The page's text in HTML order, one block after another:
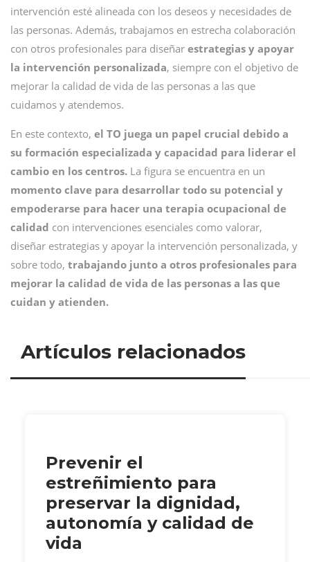
intervención esté alineada con los deseos y necesidades de
las personas. Además, trabajamos en estrecha colaboración
con otros profesionales para diseñar estrategias y apoyar
la intervención personalizada, siempre con el objetivo de
mejorar la calidad de vida de las personas a las que
cuidamos y atendemos.
En este contexto, el TO juega un papel crucial debido a
su formación especializada y capacidad para liderar el
cambio en los centros. La figura se encuentra en un
momento clave para desarrollar todo su potencial y
empoderarse para hacer una terapia ocupacional de
calidad con intervenciones esenciales como valorar,
diseñar estrategias y apoyar la intervención personalizada, y
sobre todo, trabajando junto a otros profesionales para
mejorar la calidad de vida de las personas a las que
cuidan y atienden.
Artículos relacionados
Prevenir el
estreñimiento para
preservar la dignidad,
autonomía y calidad de
vida